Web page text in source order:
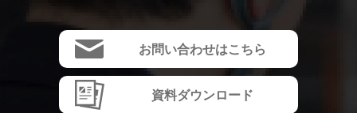
お問い合わせはこちら
資料ダウンロード